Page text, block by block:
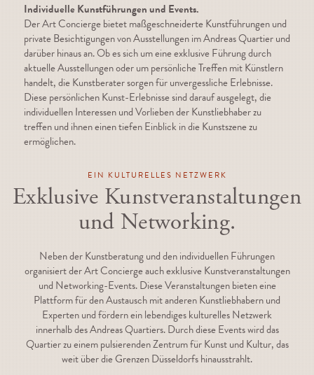
Individuelle Kunstführungen und Events.
Der Art Concierge bietet maßgeschneiderte Kunstführungen und
private Besichtigungen von Ausstellungen im Andreas Quartier und
darüber hinaus an. Ob es sich um eine exklusive Führung durch
aktuelle Ausstellungen oder um persönliche Treffen mit Künstlern
handelt, die Kunstberater sorgen für unvergessliche Erlebnisse.
Diese persönlichen Kunst-Erlebnisse sind darauf ausgelegt, die
individuellen Interessen und Vorlieben der Kunstliebhaber zu
treffen und ihnen einen tiefen Einblick in die Kunstszene zu
ermöglichen.
EIN KULTURELLES NETZWERK
Exklusive Kunstveranstaltungen
und Networking.
Neben der Kunstberatung und den individuellen Führungen
organisiert der Art Concierge auch exklusive Kunstveranstaltungen
und Networking-Events. Diese Veranstaltungen bieten eine
Plattform für den Austausch mit anderen Kunstliebhabern und
Experten und fördern ein lebendiges kulturelles Netzwerk
innerhalb des Andreas Quartiers. Durch diese Events wird das
Quartier zu einem pulsierenden Zentrum für Kunst und Kultur, das
weit über die Grenzen Düsseldorfs hinausstrahlt.